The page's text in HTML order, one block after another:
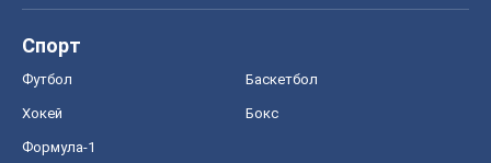
Спорт
Футбол Баскетбол
Хокей Бокс
Формула-1